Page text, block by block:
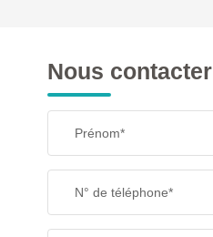
TAXE FONCIÈRE
SUPERFICIE :
RESTAURANTS ET CAFÉS
Nous contacter
Prénom*
N° de téléphone*